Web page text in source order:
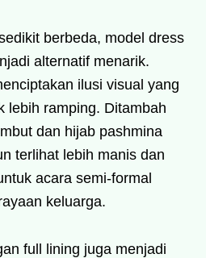
berbeda, model dress
alternatif menarik.
ilusi visual yang
lebih ramping. Ditambah
dan hijab pashmina
terlihat lebih manis dan
acara semi-formal
keluarga.
full lining juga menjadi